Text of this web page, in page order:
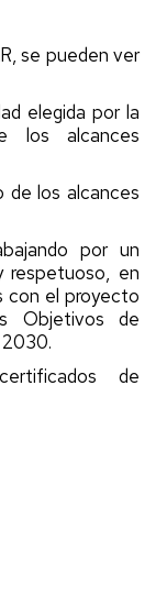
se pueden ver
elegida por la
los alcances
de los alcances
por un
respetuoso, en
con el proyecto
Objetivos de
2030.
de